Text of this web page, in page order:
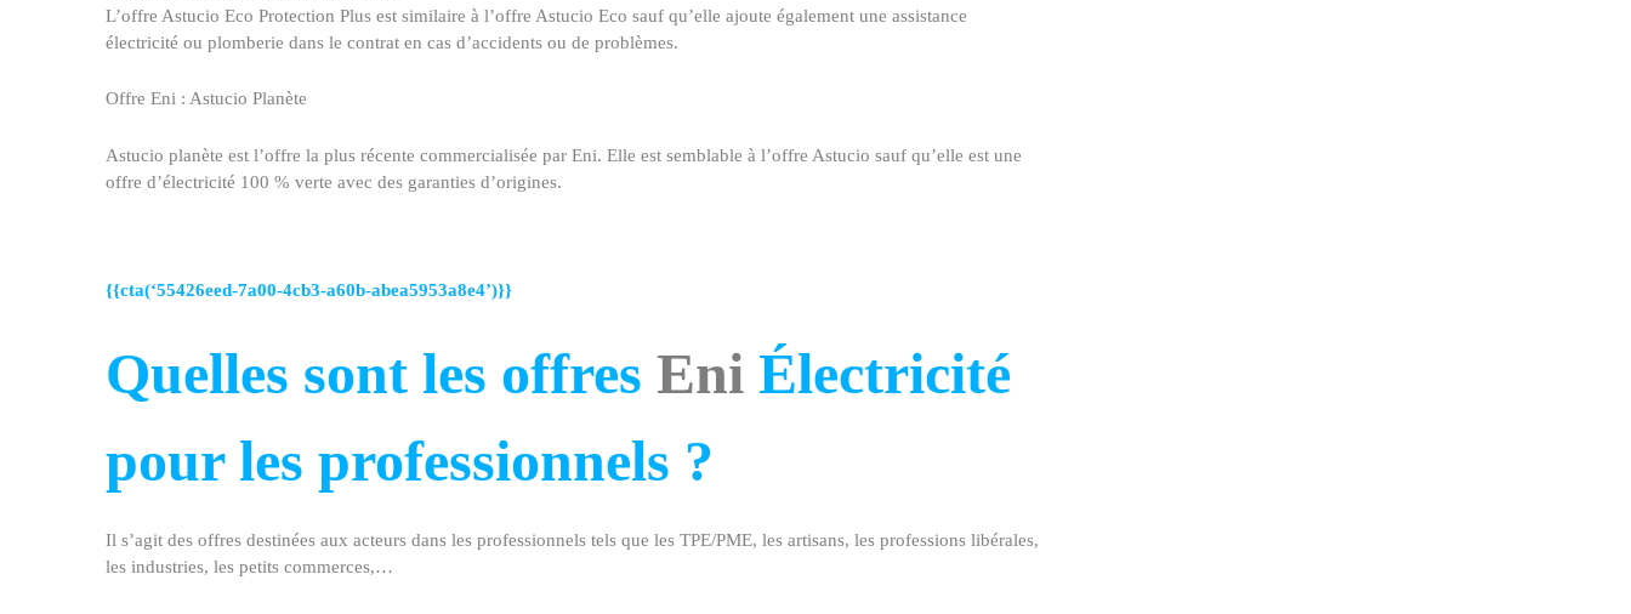
L’offre Astucio Eco Protection Plus est similaire à l’offre Astucio Eco sauf qu’elle ajoute également une assistance
électricité ou plomberie dans le contrat en cas d’accidents ou de problèmes.
Offre Eni : Astucio Planète
Astucio planète est l’offre la plus récente commercialisée par Eni. Elle est semblable à l’offre Astucio sauf qu’elle est une
offre d’électricité 100 % verte avec des garanties d’origines.
{{cta(‘55426eed-7a00-4cb3-a60b-abea5953a8e4’)}}
Quelles sont les offres Eni Électricité
pour les professionnels ?
Il s’agit des offres destinées aux acteurs dans les professionnels tels que les TPE/PME, les artisans, les professions libérales,
les industries, les petits commerces,…